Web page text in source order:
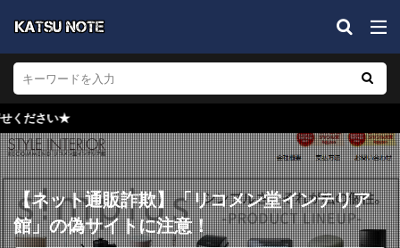
【ネット通販詐欺】「リコメン堂インテリア
館」の偽サイトに注意！